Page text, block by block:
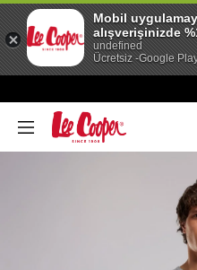
Mobil
alışverişinizde
undefined
Ücretsiz -Google